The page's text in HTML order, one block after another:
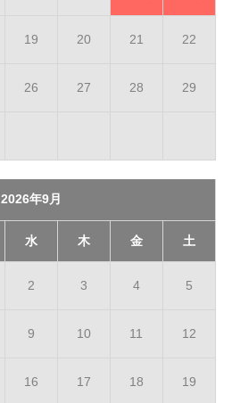
19 20 21 22
26 27 28 29
2026年9月
水 木 金 土
2 3 4 5
9 10 11 12
16 17 18 19